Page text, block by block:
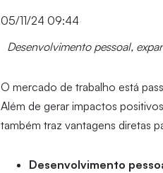
05/11/24 09:44
Desenvolvimento pessoal,
O mercado de trabalho está
Além de gerar impactos
também traz vantagens diretas
Desenvolvimento